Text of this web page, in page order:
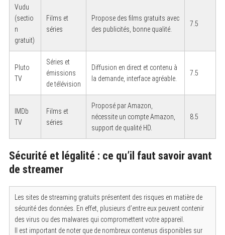
Vudu
(sectio
n
gratuit)
Films et
séries
Propose des films gratuits avec
des publicités, bonne qualité.
7.5
Pluto
TV
Séries et
émissions
de télévision
Diffusion en direct et contenu à
la demande, interface agréable.
7.5
IMDb
TV
Films et
séries
Proposé par Amazon,
nécessite un compte Amazon,
support de qualité HD.
8.5
Sécurité et légalité : ce qu’il faut savoir avant
de streamer
Les sites de streaming gratuits présentent des risques en matière de
sécurité des données. En effet, plusieurs d’entre eux peuvent contenir
des virus ou des malwares qui compromettent votre appareil.
Il est important de noter que de nombreux contenus disponibles sur